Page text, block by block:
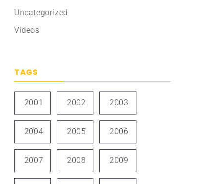
Uncategorized
Vídeos
TAGS
2001 2002 2003
2004 2005 2006
2007 2008 2009